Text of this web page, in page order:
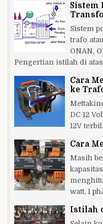
Sistem
Sistem
trafo
ONAN,
Pengertian istilah di atas
Cara
ke
DC 12
12V
Cara
Masih
watt, 1
Istilah